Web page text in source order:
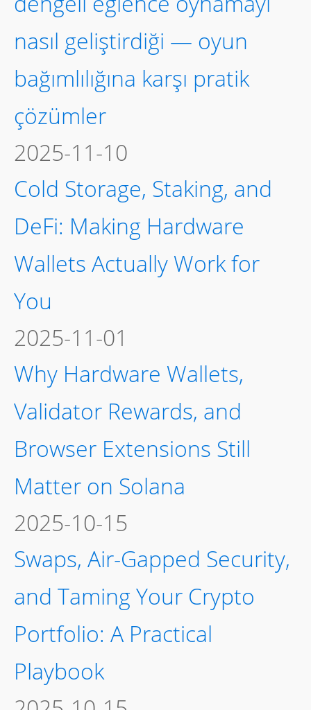
nasıl geliştirdiği — oyun
bağımlılığına karşı pratik
çözümler
2025-11-10
Cold Storage, Staking, and
DeFi: Making Hardware
Wallets Actually Work for
You
2025-11-01
Why Hardware Wallets,
Validator Rewards, and
Browser Extensions Still
Matter on Solana
2025-10-15
Swaps, Air-Gapped Security,
and Taming Your Crypto
Portfolio: A Practical
Playbook